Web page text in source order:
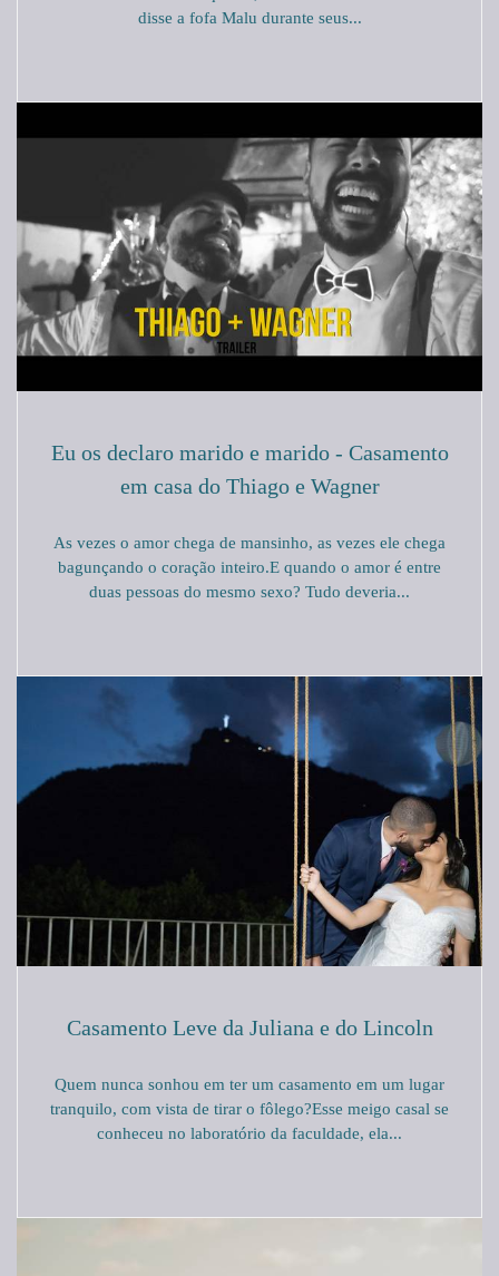
disse a fofa Malu durante seus...
Eu os declaro marido e marido - Casamento
em casa do Thiago e Wagner
As vezes o amor chega de mansinho, as vezes ele chega
bagunçando o coração inteiro.E quando o amor é entre
duas pessoas do mesmo sexo? Tudo deveria...
Casamento Leve da Juliana e do Lincoln
Quem nunca sonhou em ter um casamento em um lugar
tranquilo, com vista de tirar o fôlego?Esse meigo casal se
conheceu no laboratório da faculdade, ela...